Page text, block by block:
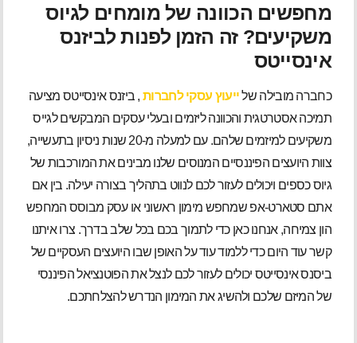
מחפשים הכוונה של מומחים לגיוס
משקיעים? זה הזמן לפנות לביזנס
אינסייטס
כחברה מובילה שלייעוץ עסקי לחברות, ביזנס אינסייטס מציעה
תמיכה אסטרטגית והכוונה ליזמים ובעלי עסקים המבקשים לגייס
משקיעים למיזמים שלהם. עם למעלה מ-20 שנות ניסיון בתעשייה,
צוות היועצים הפיננסיים המנוסים שלנו מבינים את המורכבות של
גיוס כספים ויכולים לעזור לכם לנווט בתהליך בצורה יעילה. בין אם
אתם סטארט-אפ שמחפש מימון ראשוני או עסק מבוסס המחפש
הון צמיחה, אנחנו כאן כדי לתמוך בכם בכל שלב בדרך. צרו איתנו
קשר עוד היום כדי ללמוד עוד על האופן שבו היועצים העסקיים של
ביסנס אינסייטס יכולים לעזור לכם לנצל את הפוטנציאל הפיננסי
של המיזם שלכם ולהשיג את המימון הנדרש להצלחתכם.